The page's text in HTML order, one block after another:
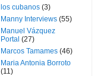
los cubanos (3)
Manny Interviews (55)
Manuel Vázquez
Portal (27)
Marcos Tamames (46)
Maria Antonia Borroto
(11)